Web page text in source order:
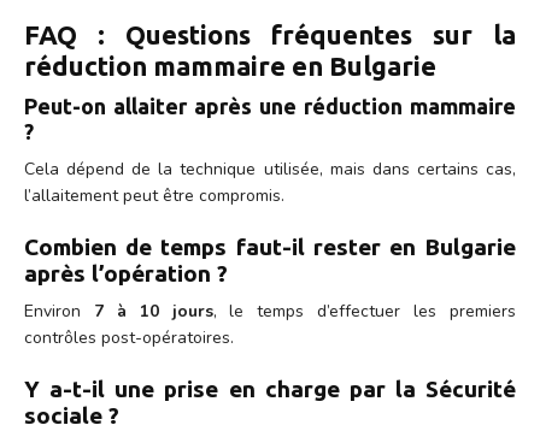
FAQ : Questions fréquentes sur la
réduction mammaire en Bulgarie
Peut-on allaiter après une réduction mammaire
?
Cela dépend de la technique utilisée, mais dans certains cas,
l’allaitement peut être compromis.
Combien de temps faut-il rester en Bulgarie
après l’opération ?
Environ 7 à 10 jours, le temps d’effectuer les premiers
contrôles post-opératoires.
Y a-t-il une prise en charge par la Sécurité
sociale ?